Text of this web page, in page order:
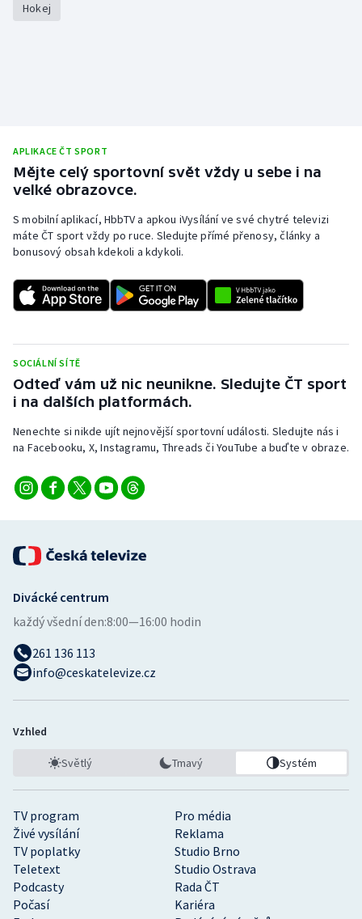
Ragby
Sportovní střelba
Triatlon
Veslování
Volejbal
Ostatní
Hokej
APLIKACE ČT SPORT
Mějte celý sportovní svět vždy u sebe i na
velké obrazovce.
S mobilní aplikací, HbbTV a apkou iVysílání ve své chytré televizi
máte ČT sport vždy po ruce. Sledujte přímé přenosy, články a
bonusový obsah kdekoli a kdykoli.
SOCIÁLNÍ SÍTĚ
Odteď vám už nic neunikne. Sledujte ČT sport
i na dalších platformách.
Nenechte si nikde ujít nejnovější sportovní události. Sledujte nás i
na Facebooku, X, Instagramu, Threads či YouTube a buďte v obraze.
TV program
Pro média
Živé vysílání
Reklama
TV poplatky
Studio Brno
Teletext
Studio Ostrava
Podcasty
Rada ČT
Počasí
Kariéra
Divácké centrum
každý všední den:8:00—16:00 hodin
261 136 113
info@ceskatelevize.cz
Vzhled
Světlý Tmavý Systém